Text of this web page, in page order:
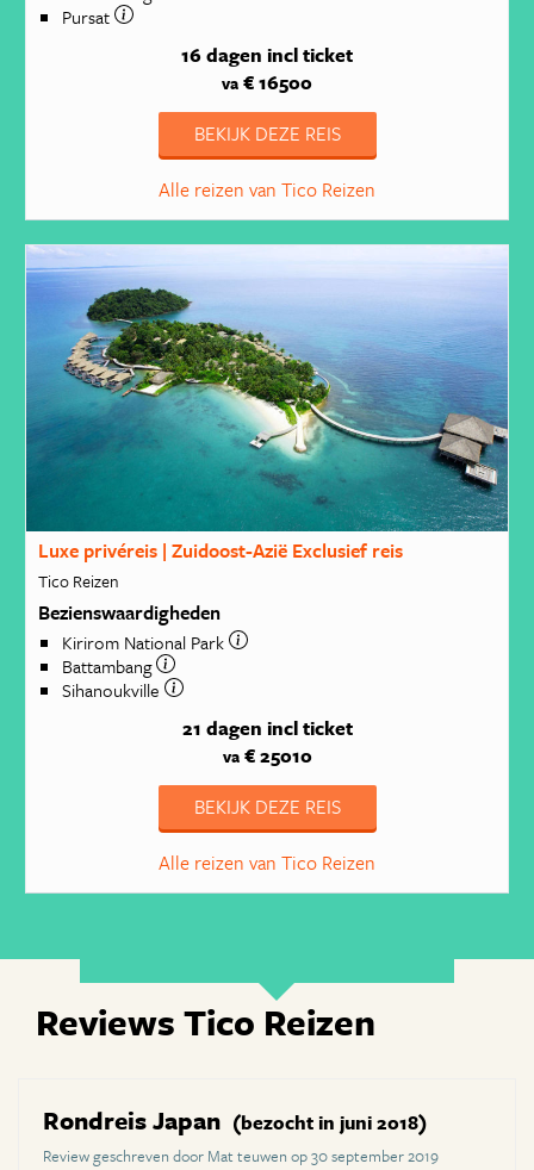
Pursat
16 dagen incl ticket
va € 16500
BEKIJK DEZE REIS
Alle reizen van Tico Reizen
Luxe privéreis | Zuidoost-Azië Exclusief reis
Tico Reizen
Bezienswaardigheden
Kirirom National Park
Battambang
Sihanoukville
21 dagen incl ticket
va€ 25010
BEKIJK DEZE REIS
Alle reizen van Tico Reizen
Reviews Tico Reizen
Rondreis Japan (bezocht in juni 2018)
Review geschreven door Mat teuwen op 30 september 2019